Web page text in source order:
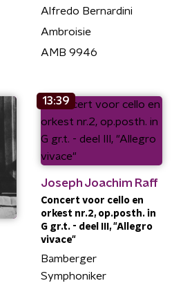
Alfredo Bernardini
Ambroisie
AMB 9946
13:39
Joseph Joachim Raff
Concert voor cello en
orkest nr.2, op.posth. in
G gr.t. - deel III, "Allegro
vivace"
Bamberger
Symphoniker